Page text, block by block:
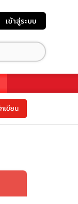
เข้าสู่ระบบ
เขียน